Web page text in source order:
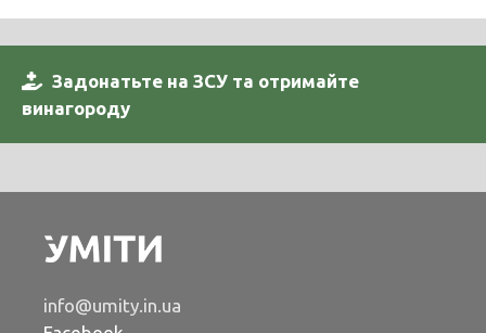
Задонатьте на ЗСУ та отримайте
винагороду
info@umity.in.ua